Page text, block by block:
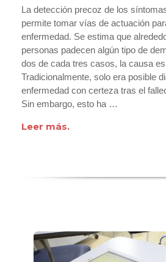
La detección precoz de los
permite tomar vías de actuación
enfermedad. Se estima que
personas padecen algún tipo de
dos de cada tres casos, la causa
Tradicionalmente, solo era posible
enfermedad con certeza tras el
Sin embargo, esto ha …
Leer más.